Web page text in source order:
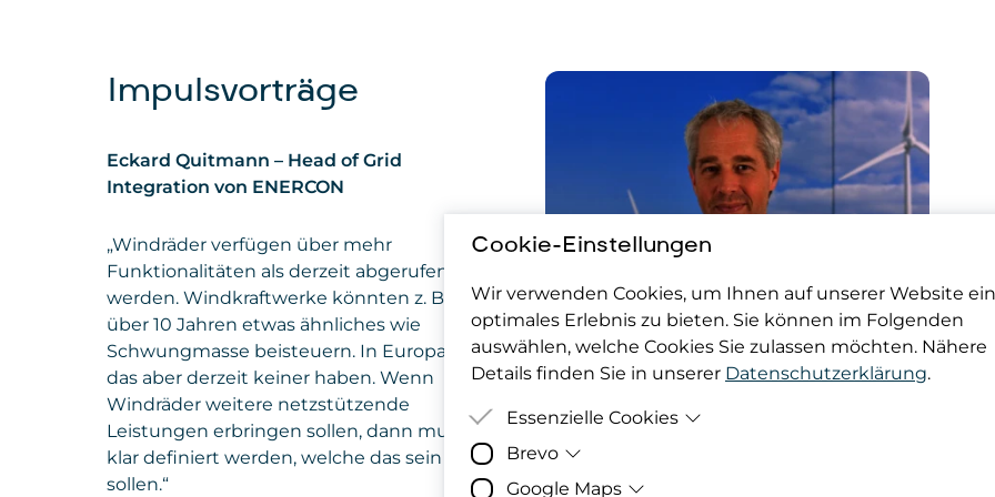
Impulsvorträge
Eckard Quitmann – Head of Grid
Integration von ENERCON
„Windräder verfügen über mehr
Funktionalitäten als derzeit abgerufen
werden. Windkraftwerke könnten z. B. seit
über 10 Jahren etwas ähnliches wie
Schwungmasse beisteuern. In Europa will
das aber derzeit keiner haben. Wenn
Windräder weitere netzstützende
Leistungen erbringen sollen, dann muss
klar definiert werden, welche das sein
sollen.“
Cookie-Einstellungen
Wir verwenden Cookies, um Ihnen auf unserer Website ein
optimales Erlebnis zu bieten. Sie können im Folgenden
auswählen, welche Cookies Sie zulassen möchten. Nähere
Details finden Sie in unserer Datenschutzerklärung.
Essenzielle Cookies
Zweck
werden können, werden diese in den Cookies
Brevo
Google Maps